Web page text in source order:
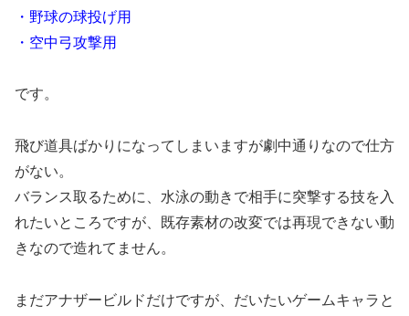
・野球の球投げ用
・空中弓攻撃用
です。
飛び道具ばかりになってしまいますが劇中通りなので仕方
がない。
バランス取るために、水泳の動きで相手に突撃する技を入
れたいところですが、既存素材の改変では再現できない動
きなので造れてません。
まだアナザービルドだけですが、だいたいゲームキャラと